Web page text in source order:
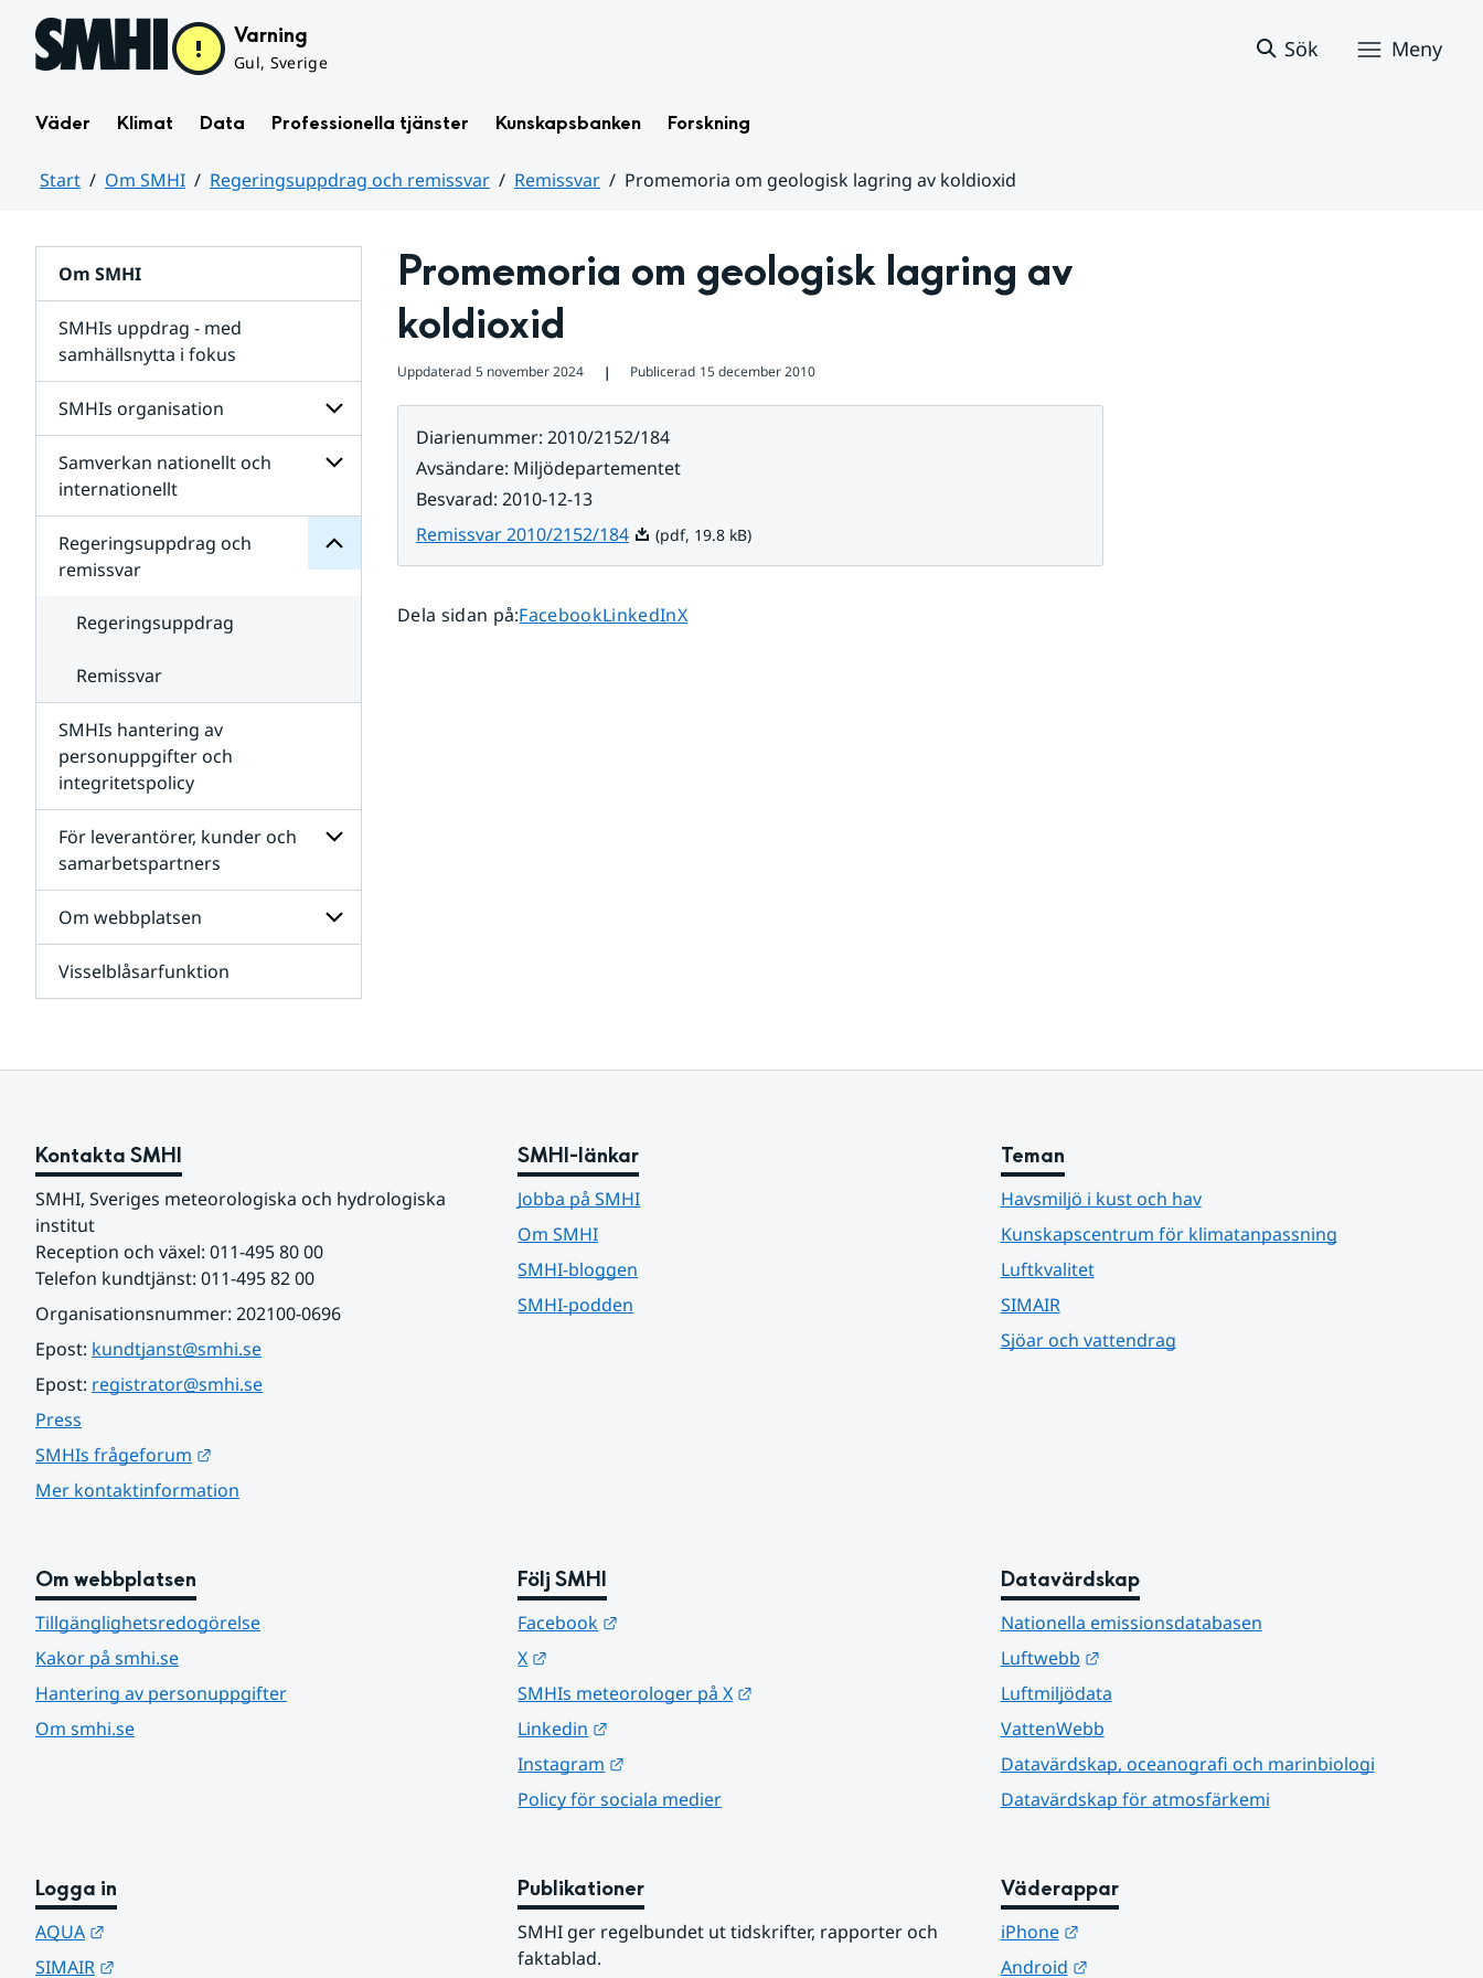
Hoppa till sidans innehåll Varning
Gul, Sverige
Sök Meny
Väder Klimat Data Professionella tjänster Kunskapsbanken Forskning
Start Om SMHI Regeringsuppdrag och remissvar Remissvar
Promemoria om geologisk lagring av koldioxid
Om SMHI
SMHIs uppdrag - med
samhällsnytta i fokus
SMHIs organisation
Undersidor
organisation
Samverkan nationellt och
internationellt
Undersidor
för
Samverkan
internationellt
Regeringsuppdrag och
remissvar
för
Regeringsuppdrag
remissvar
Regeringsuppdrag
Remissvar
SMHIs hantering av
personuppgifter och
integritetspolicy
För leverantörer, kunder och
samarbetspartners
Undersidor
för
och
Om webbplatsen
för
Visselblåsarfunktion
Promemoria om geologisk lagring av
koldioxid
Uppdaterad 5 november 2024 ❘ Publicerad 15 december 2010
Diarienummer: 2010/2152/184
Avsändare: Miljödepartementet
Besvarad: 2010-12-13
Remissvar 2010/2152/184Pdf, 19.8 kB.
(pdf, 19.8 kB)
Dela sidan på:Dela sidan på
FacebookDela sidan på
LinkedInDela sidan på
X
Kontakta SMHI
SMHI, Sveriges meteorologiska och hydrologiska
institut
Reception och växel: 011-495 80 00
Telefon kundtjänst: 011-495 82 00
Organisationsnummer: 202100-0696
Epost: kundtjanst@smhi.se
Epost: registrator@smhi.se
Press
SMHIs frågeforum
Mer kontaktinformation
SMHI-länkar
Jobba på SMHI
Om SMHI
SMHI-bloggen
SMHI-podden
Teman
Havsmiljö i kust och hav
Kunskapscentrum för klimatanpassning
Luftkvalitet
SIMAIR
Sjöar och vattendrag
Om webbplatsen
Tillgänglighetsredogörelse
Kakor på smhi.se
Hantering av personuppgifter
Om smhi.se
Följ SMHI
Facebook
X
SMHIs meteorologer på X
Linkedin
Instagram
Policy för sociala medier
Datavärdskap
Nationella emissionsdatabasen
Luftwebb
Länk till annan webbplats.
Luftmiljödata
VattenWebb
Datavärdskap, oceanografi och marinbiologi
Datavärdskap för atmosfärkemi
Logga in
AQUA
SIMAIR
Publikationer
SMHI ger regelbundet ut tidskrifter, rapporter och
faktablad.
Väderappar
iPhone
Länk till annan webbplats.
Android
Länk till annan webbplats.